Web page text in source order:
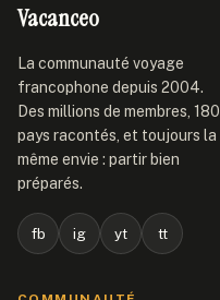
Vacanceo
La communauté voyage
francophone depuis 2004.
Des millions de membres, 180
pays racontés, et toujours la
même envie : partir bien
préparés.
fb ig yt tt